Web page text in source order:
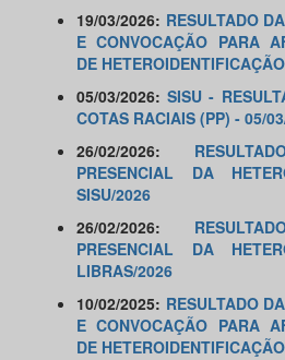
19/03/2026: RESULTADO
E CONVOCAÇÃO PARA
DE
05/03/2026:SISU -
COTAS RACIAIS (PP) - 05/
26/02/2026:
PRESENCIAL DA
SISU/2026
26/02/2026:
PRESENCIAL DA
LIBRAS/2026
10/02/2025: RESULTADO
E CONVOCAÇÃO PARA
DE